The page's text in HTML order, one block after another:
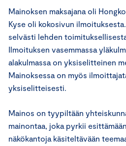
Mainoksen maksajana oli
Kyse oli kokosivun
selvästi lehden
Ilmoituksen vasemmassa
alakulmassa on yksiselitteinen
Mainoksessa on myös
yksiselitteisesti.
Mainos on tyypiltään
mainontaa, joka pyrkii
näkökantoja käsiteltävään